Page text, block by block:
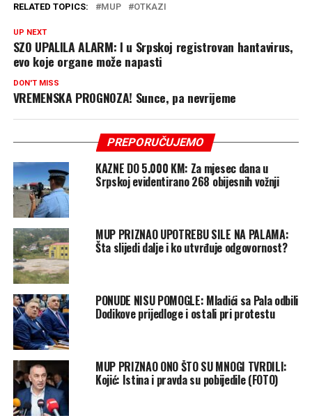
RELATED TOPICS: MUP OTKAZI
UP NEXT
SZO UPALILA ALARM: I u Srpskoj registrovan hantavirus,
evo koje organe može napasti
DON'T MISS
VREMENSKA PROGNOZA! Sunce, pa nevrijeme
PREPORUČUJEMO
KAZNE DO 5.000 KM: Za mjesec dana u
Srpskoj evidentirano 268 obijesnih vožnji
MUP PRIZNAO UPOTREBU SILE NA PALAMA:
Šta slijedi dalje i ko utvrđuje odgovornost?
PONUDE NISU POMOGLE: Mladići sa Pala odbili
Dodikove prijedloge i ostali pri protestu
MUP PRIZNAO ONO ŠTO SU MNOGI TVRDILI:
Kojić: Istina i pravda su pobijedile (FOTO)